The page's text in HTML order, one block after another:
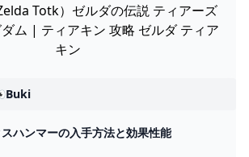
Totk）ゼルダの伝説 ティアーズ
ム | ティアキン 攻略 ゼルダ ティア
キン
ハンマーの入手方法と効果性能